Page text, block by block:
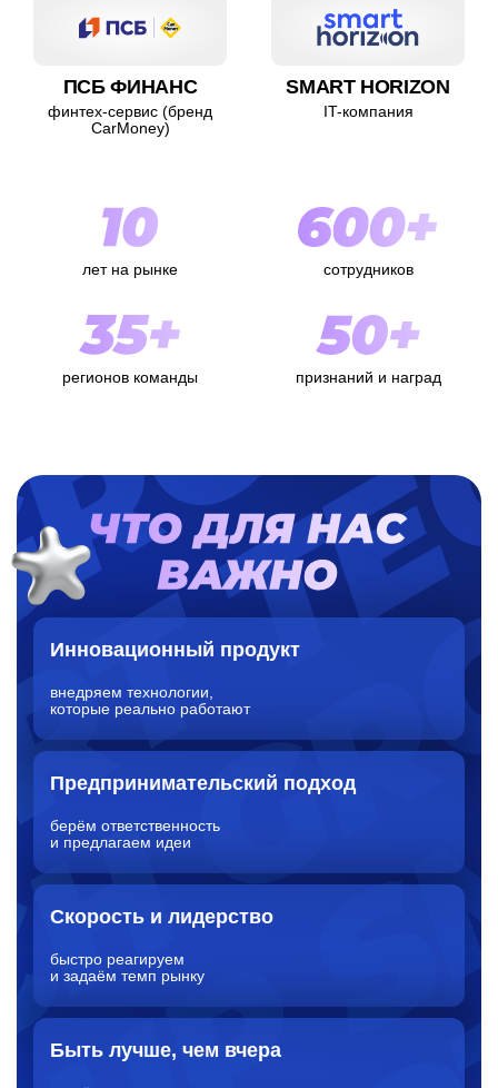
ПСБ ФИНАНС
финтех-сервис (бренд
CarMoney)
SMART HORIZON
IT-компания
Мы в цифрах
лет на рынке сотрудников
регионов команды признаний и наград
Что для нас важно
Инновационный продукт
внедряем технологии,
которые реально работают
Предпринимательский подход
берём ответственность
и предлагаем идеи
Скорость и лидерство
быстро реагируем
и задаём темп рынку
Быть лучше, чем вчера